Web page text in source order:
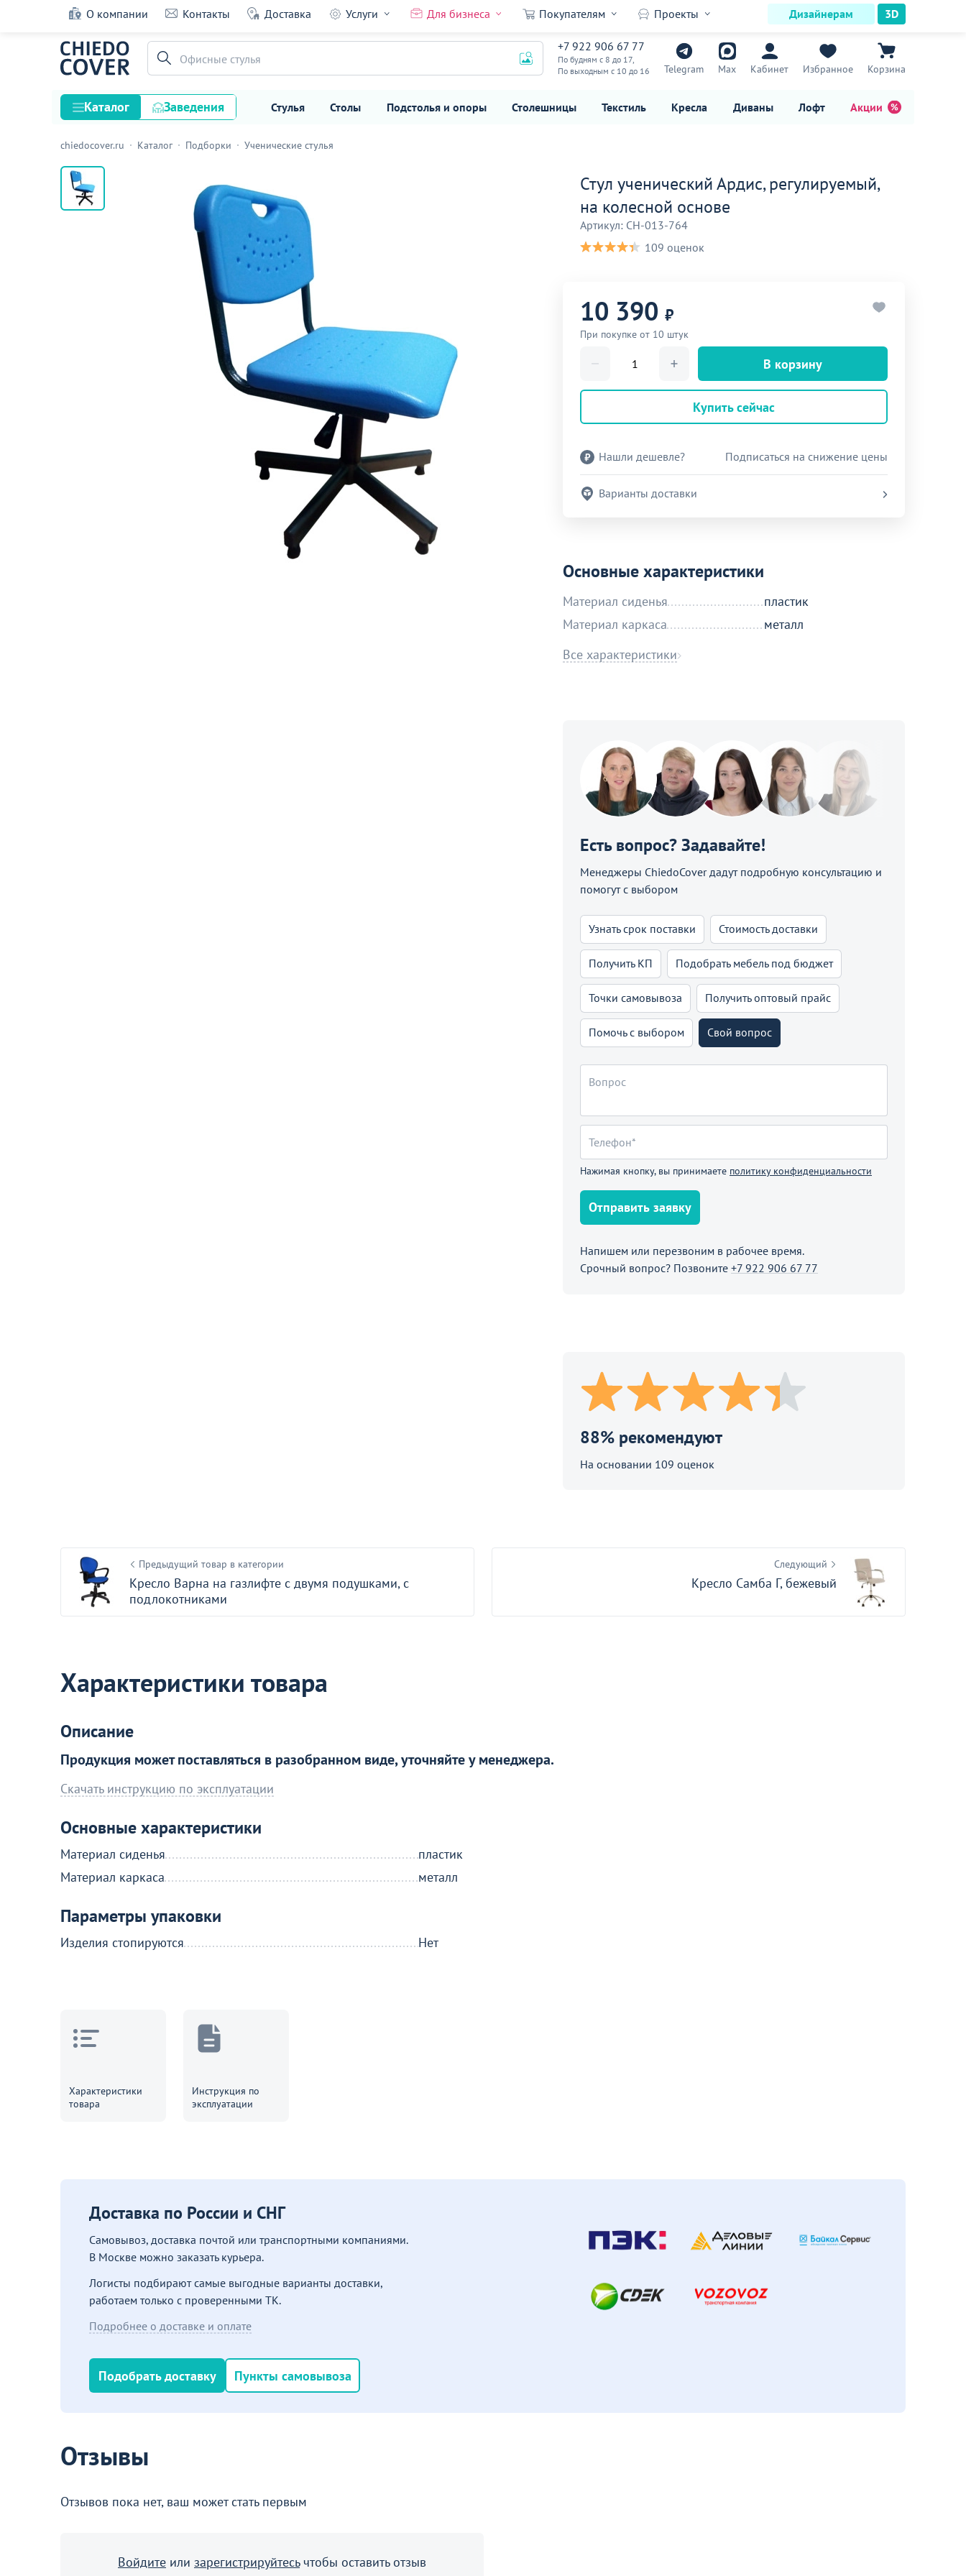
О компании Контакты Доставка Услуги Для бизнеса Покупателям Проекты Дизайнерам 3D
+7 922 906 67 77
По будням с 8 до 17,
По выходным с 10 до 16
Telegram Max Кабинет Избранное Корзина
Офисные стулья
Каталог Заведения Стулья Столы Подстолья и опоры Столешницы Текстиль Кресла Диваны Лофт Акции
Стулья
Столы
Подстолья и опоры
Стул ученический Ардис, регулируемый, на колесной
основе
10 390
chiedocover.ru Каталог Подборки Ученические стулья
Стул ученический Ардис, регулируемый,
на колесной основе
Артикул: CH-013-764
109 оценок
10 390 ₽
При покупке от 10 штук
В корзину
Купить сейчас
Нашли дешевле? Подписаться на снижение цены
Варианты доставки
Основные характеристики
Материал сиденья
пластик
Материал каркаса
металл
Все характеристики
Есть вопрос? Задавайте!
Менеджеры ChiedoCover дадут подробную консультацию и
помогут с выбором
Узнать срок поставки Стоимость доставки
Получить КП Подобрать мебель под бюджет
Точки самовывоза Получить оптовый прайс
Помочь с выбором Свой вопрос
Нажимая кнопку, вы принимаете политику конфиденциальности
Отправить заявку
Напишем или перезвоним в рабочее время.
Срочный вопрос? Позвоните +7 922 906 67 77
88% рекомендуют
На основании 109 оценок
Предыдущий товар в категории
Кресло Варна на газлифте с двумя подушками, с
подлокотниками
Следующий
Кресло Самба Г, бежевый
Характеристики товара
Описание
Продукция может поставляться в разобранном виде, уточняйте у менеджера.
Скачать инструкцию по эксплуатации
Основные характеристики
Материал сиденья
пластик
Материал каркаса
металл
Параметры упаковки
Изделия стопируются Нет
Характеристики
товара
Инструкция по
эксплуатации
Доставка по России и СНГ
Самовывоз, доставка почтой или транспортными компаниями.
В Москве можно заказать курьера.
Логисты подбирают самые выгодные варианты доставки,
работаем только с проверенными ТК.
Подробнее о доставке и оплате
Подобрать доставку Пункты самовывоза
Отзывы
Отзывов пока нет, ваш может стать первым
Войдите или зарегистрируйтесьчтобы оставить отзыв
В корзине
С этим товаром покупают
Пожизненная гарантия
Перейдите, чтобы узнать подробности
Больше не показывать это окно